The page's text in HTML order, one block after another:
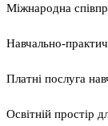
Міжнародна
Навчально-
Платні послуга
Освітній простір